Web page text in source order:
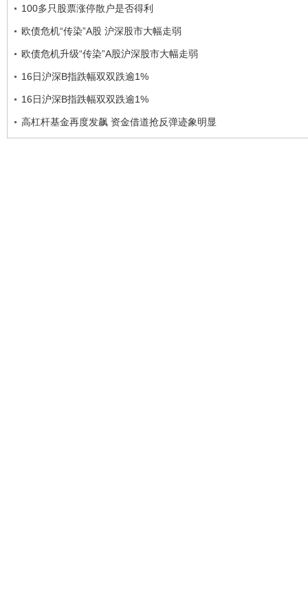
100多只股票涨停散户是否得利
欧债危机“传染”A股 沪深股市大幅走弱
欧债危机升级“传染”A股沪深股市大幅走弱
16日沪深B指跌幅双双跌逾1%
16日沪深B指跌幅双双跌逾1%
高杠杆基金再度发飙 资金借道抢反弹迹象明显